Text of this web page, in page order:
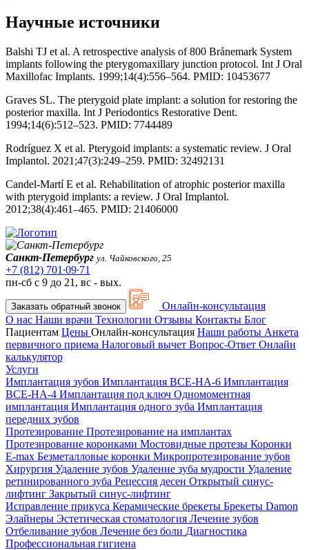
Научные источники
Balshi TJ et al. A retrospective analysis of 800 Brånemark System
implants following the pterygomaxillary junction protocol. Int J Oral
Maxillofac Implants. 1999;14(4):556–564. PMID: 10453677
Graves SL. The pterygoid plate implant: a solution for restoring the
posterior maxilla. Int J Periodontics Restorative Dent.
1994;14(6):512–523. PMID: 7744489
Rodríguez X et al. Pterygoid implants: a systematic review. J Oral
Implantol. 2021;47(3):249–259. PMID: 32492131
Candel-Martí E et al. Rehabilitation of atrophic posterior maxilla
with pterygoid implants: a review. J Oral Implantol.
2012;38(4):461–465. PMID: 21406000
Санкт-Петербург ул. Чайковского, 25
+7 (812) 701∙09∙71
пн-сб с 9 до 21, вс - вых.
Заказать обратный звонок
Онлайн-консультация
О нас Наши врачи Технологии Отзывы Контакты Блог
Пациентам Цены Онлайн-консультация Наши работы Анкета
первичного приема Налоговый вычет Вопрос-Ответ Онлайн
калькулятор
Услуги
Имплантация зубов Имплантация ВСЕ-НА-6 Имплантация
ВСЕ-НА-4 Имплантация под ключ Одномоментная
имплантация Имплантация одного зуба Имплантация
передних зубов
Протезирование Протезирование на имплантах
Протезирование коронками Мостовидные протезы Коронки
E-max Безметалловые коронки Микропротезирование зубов
Хирургия Удаление зубов Удаление зуба мудрости Удаление
ретинированного зуба Рецессия десен Открытый синус-
лифтинг Закрытый синус-лифтинг
Исправление прикуса Керамические брекеты Брекеты Damon
Элайнеры Эстетическая стоматология Лечение зубов
Отбеливание зубов Лечение без боли Диагностика
Профессиональная гигиена